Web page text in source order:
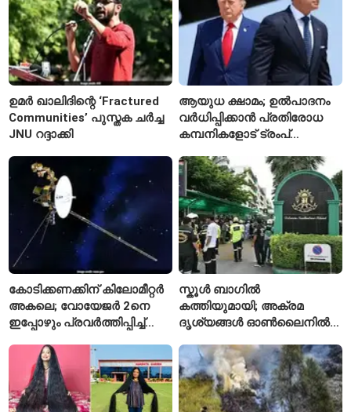
ഉമർ ഖാലിദിന്റെ ‘Fractured
Communities’ പുസ്തക ചർച്ച
JNU റദ്ദാക്കി
ആയുധ ക്ഷാമം; ഉൽപാദനം
വർധിപ്പിക്കാൻ പ്രതിരോധ
കമ്പനികളോട് ട്രംപ്
കോടിക്കണക്കിന് കിലോമീറ്റർ
അകലെ; വോയേജർ 2നെ
ഇപ്പോഴും പ്രവർത്തിപ്പിച്ച്
സ്കൂൾ ബാഗിൽ
കത്തിയുമായി; അക്രമ
ദൃശ്യങ്ങൾ ഓൺലൈനിൽ
കൗമാരക്കാരൻ